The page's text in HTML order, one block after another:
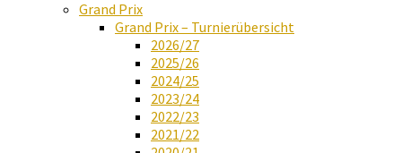
Grand Prix
Grand Prix – Turnierübersicht
2026/27
2025/26
2024/25
2023/24
2022/23
2021/22